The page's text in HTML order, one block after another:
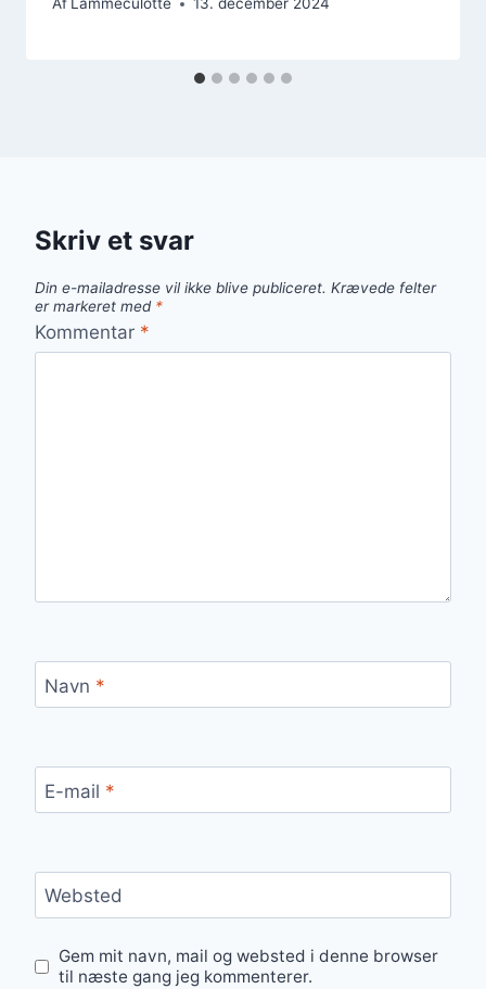
Skriv et svar
Din e-mailadresse vil ikke blive publiceret. Krævede felter
er markeret med *
Kommentar *
Navn *
E-mail *
Websted
Gem mit navn, mail og websted i denne browser
til næste gang jeg kommenterer.